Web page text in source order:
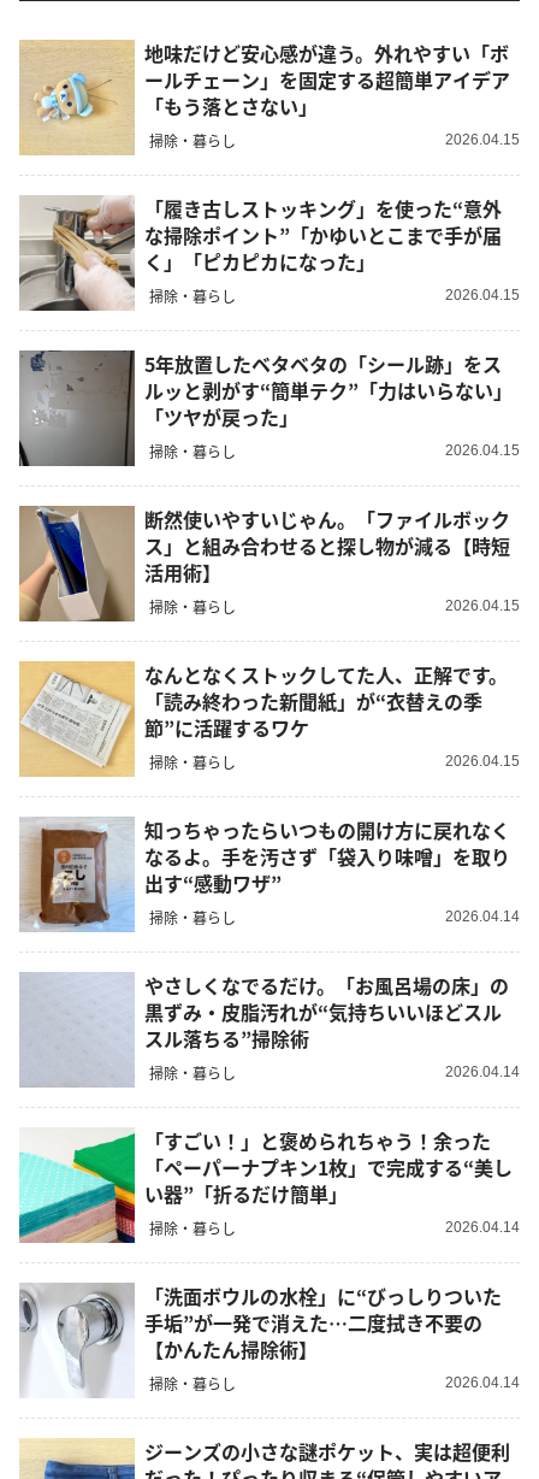
地味だけど安心感が違う。外れやすい「ボ
ールチェーン」を固定する超簡単アイデア
「もう落とさない」
掃除・暮らし 2026.04.15
「履き古しストッキング」を使った“意外
な掃除ポイント”「かゆいとこまで手が届
く」「ピカピカになった」
掃除・暮らし 2026.04.15
5年放置したベタベタの「シール跡」をス
ルッと剥がす“簡単テク”「力はいらない」
「ツヤが戻った」
掃除・暮らし 2026.04.15
断然使いやすいじゃん。「ファイルボック
ス」と組み合わせると探し物が減る【時短
活用術】
掃除・暮らし 2026.04.15
なんとなくストックしてた人、正解です。
「読み終わった新聞紙」が“衣替えの季
節”に活躍するワケ
掃除・暮らし 2026.04.15
知っちゃったらいつもの開け方に戻れなく
なるよ。手を汚さず「袋入り味噌」を取り
出す“感動ワザ”
掃除・暮らし 2026.04.14
やさしくなでるだけ。「お風呂場の床」の
黒ずみ・皮脂汚れが“気持ちいいほどスル
スル落ちる”掃除術
掃除・暮らし 2026.04.14
「すごい！」と褒められちゃう！余った
「ペーパーナプキン1枚」で完成する“美し
い器”「折るだけ簡単」
掃除・暮らし 2026.04.14
「洗面ボウルの水栓」に“びっしりついた
手垢”が一発で消えた…二度拭き不要の
【かんたん掃除術】
掃除・暮らし 2026.04.14
ジーンズの小さな謎ポケット、実は超便利